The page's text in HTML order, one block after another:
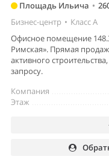
Площадь Ильича •
Бизнес-центр • Класс A
Офисное помещение
Римская». Прямая
активного
запросу.
Компания
Этаж